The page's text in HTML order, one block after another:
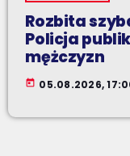
Rozbita
Policja
mężczyzn
today 05.08.2026,